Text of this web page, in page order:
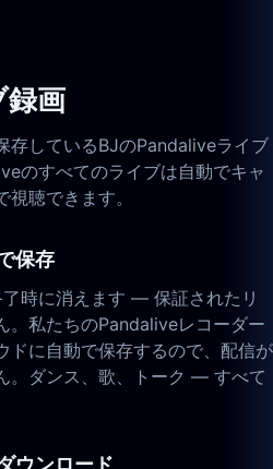
画
存しているBJのPandaliveライブ
のすべてのライブは自動でキャ
聴できます。
保存
時に消えます — 保証されたリ
。私たちのPandaliveレコーダー
ドに自動で保存するので、配信が
。ダンス、歌、トーク — すべて
ウンロード